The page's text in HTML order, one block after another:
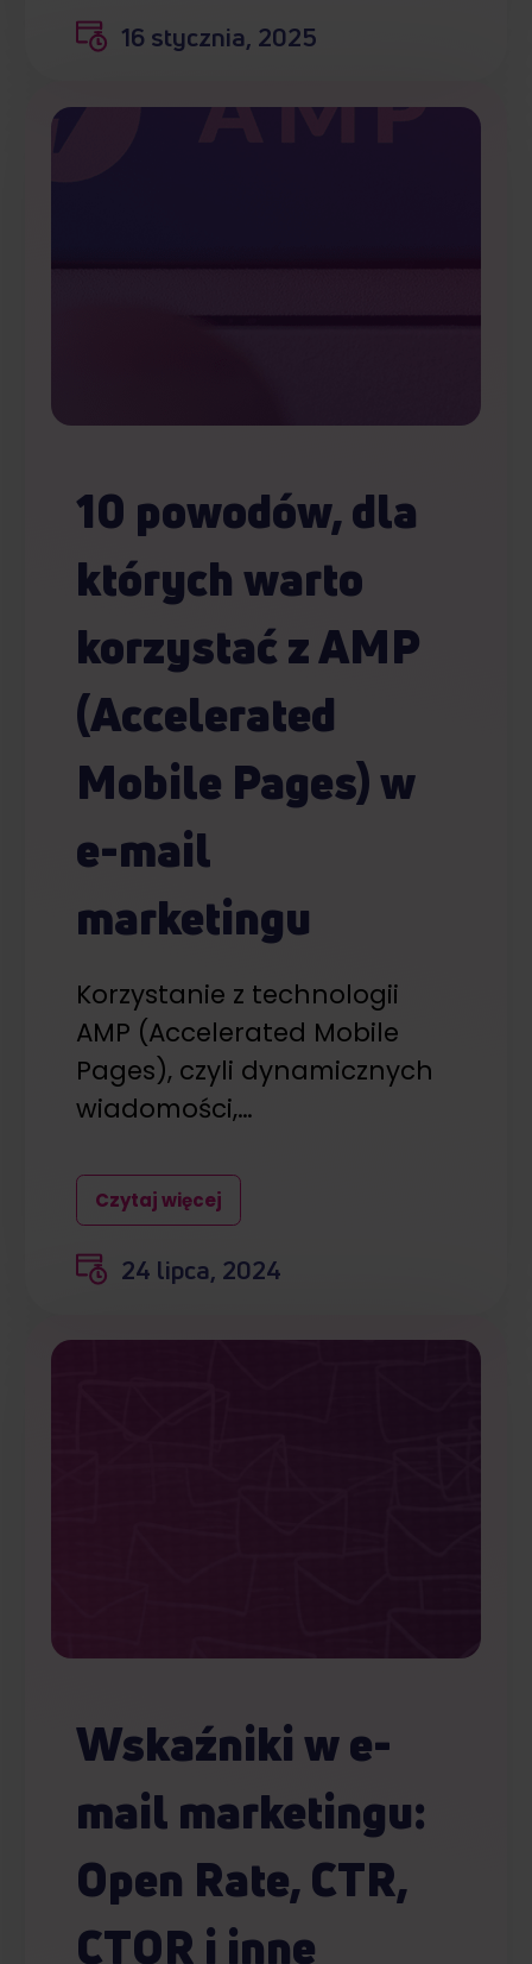
16 stycznia, 2025
10 powodów, dla
których warto
korzystać z AMP
(Accelerated
Mobile Pages) w
e-mail
marketingu
Korzystanie z technologii
AMP (Accelerated Mobile
Pages), czyli dynamicznych
wiadomości,…
Czytaj więcej
24 lipca, 2024
Wskaźniki w e-
mail marketingu:
Open Rate, CTR,
CTOR i inne